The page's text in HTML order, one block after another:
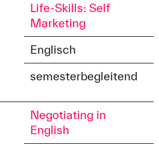
Life-Skills: Self
Marketing
Englisch
semesterbegleitend
Negotiating in
English